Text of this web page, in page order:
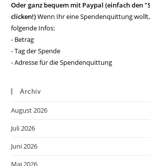
Oder ganz bequem mit Paypal (einfach den
clicken!)Wenn Ihr eine Spendenquittung
folgende Infos:
- Betrag
- Tag der Spende
- Adresse für die Spendenquittung
Archiv
August 2026
Juli 2026
Juni 2026
Mai 2026